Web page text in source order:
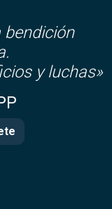
bendición
y luchas»